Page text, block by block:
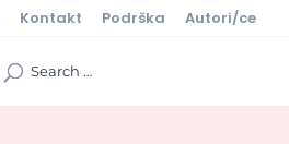
Kontakt Podrška Autori/ce